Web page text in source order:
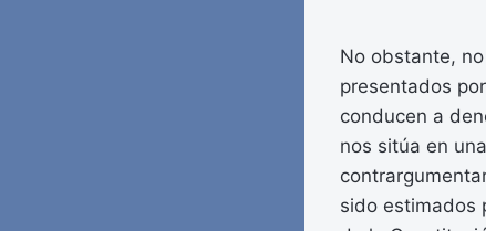
No obstante,
presentados
conducen a
nos sitúa en
sido estimados